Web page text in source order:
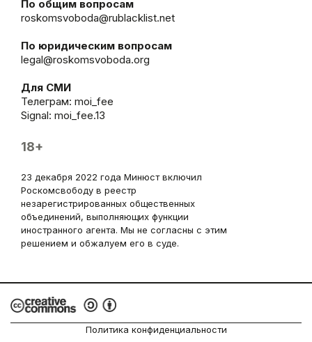
По общим вопросам
roskomsvoboda@rublacklist.net
По юридическим вопросам
legal@roskomsvoboda.org
Для СМИ
Телеграм: moi_fee
Signal: moi_fee.13
18+
23 декабря 2022 года Минюст включил
Роскомсвободу в реестр
незарегистрированных общественных
объединений, выполняющих функции
иностранного агента. Мы не согласны с этим
решением и обжалуем его в суде.
Политика конфиденциальности